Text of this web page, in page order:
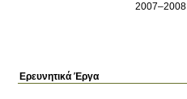
2007–2008
Ερευνητικά Έργα